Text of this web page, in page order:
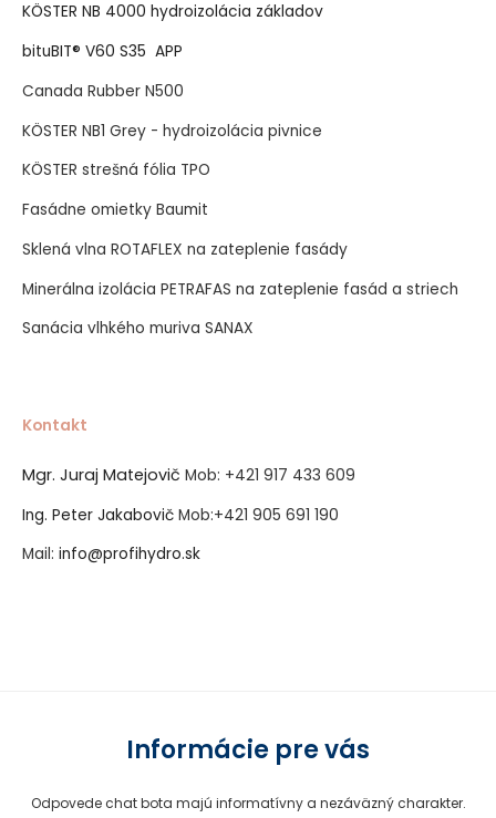
KÖSTER NB 4000 hydroizolácia základov
bituBIT® V60 S35 APP
Canada Rubber N500
KÖSTER NB1 Grey - hydroizolácia pivnice
KÖSTER strešná fólia TPO
Fasádne omietky Baumit
Sklená vlna ROTAFLEX na zateplenie fasády
Minerálna izolácia PETRAFAS na zateplenie fasád a striech
Sanácia vlhkého muriva SANAX
Kontakt
Mgr. Juraj Matejovič Mob: +421 917 433 609
Ing. Peter Jakabovič Mob:+421 905 691 190
Mail: info@profihydro.sk
Informácie pre vás
Odpovede chat bota majú informatívny a nezáväzný charakter.